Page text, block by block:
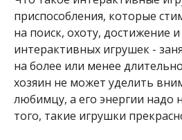
приспособления, которые
на поиск, охоту, достижение
интерактивных игрушек -
на более или менее
хозяин не может уделить
любимцу, а его энергии надо
того, такие игрушки